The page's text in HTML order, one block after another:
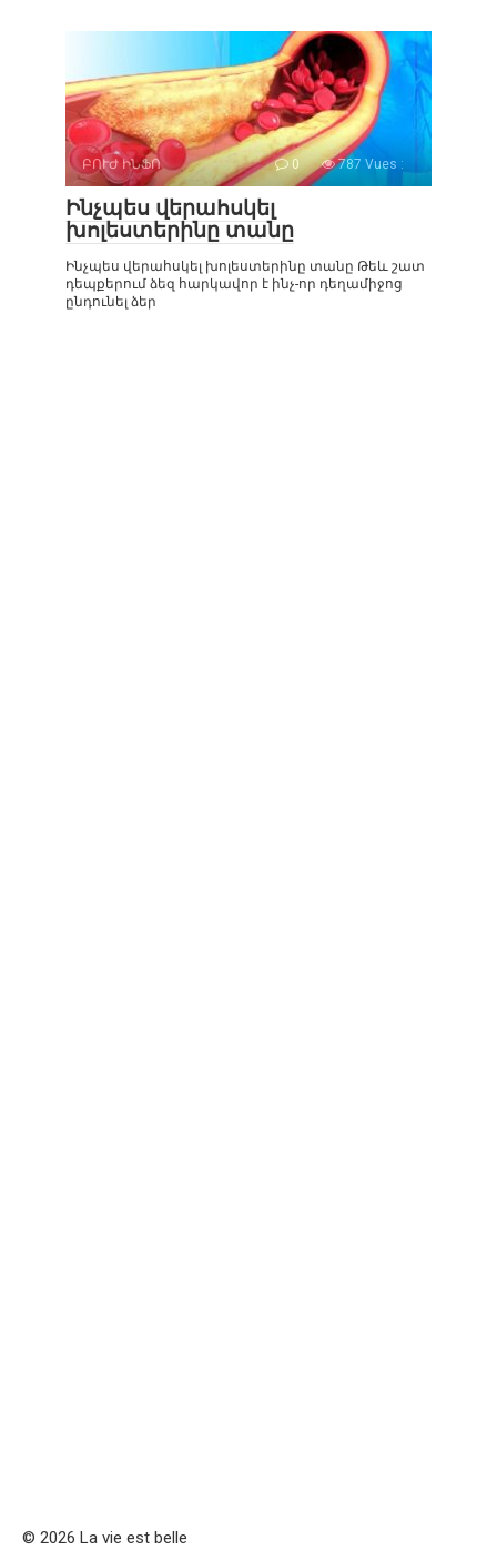
ԲՈՒԺ ԻՆՖՈ 0 787 Vues :
Ինչպես վերահսկել
խոլեստերինը տանը
Ինչպես վերահսկել խոլեստերինը տանը Թեև շատ
դեպքերում ձեզ հարկավոր է ինչ-որ դեղամիջոց
ընդունել ձեր
© 2026 La vie est belle